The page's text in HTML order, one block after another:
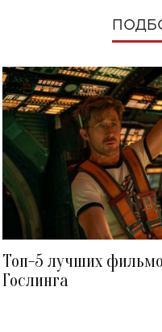
Топ-5 лучших
Гослинга